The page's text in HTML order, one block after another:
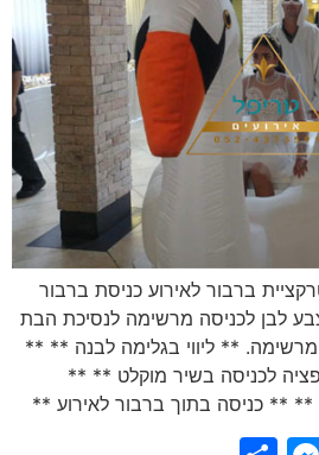
ברבור לאירוע כניסת ברבור
לבן לכניסה מרשימה לנסיכת הבת
** ליווי בגלימה לבנה ** **
לכניסה בשיר מוקלט ** **
** כניסה בתוך ברבור לאירוע **